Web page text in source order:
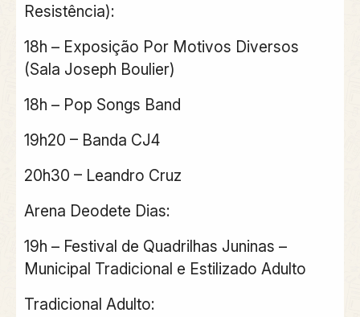
Resistência):
18h – Exposição Por Motivos Diversos
(Sala Joseph Boulier)
18h – Pop Songs Band
19h20 – Banda CJ4
20h30 – Leandro Cruz
Arena Deodete Dias:
19h – Festival de Quadrilhas Juninas –
Municipal Tradicional e Estilizado Adulto
Tradicional Adulto: